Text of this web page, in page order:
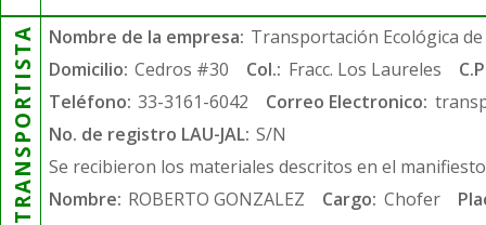
TRANSPORTISTA Nombre de la empresa: Transportación Ecológica de
Domicilio: Cedros #30 Col.: Fracc. Los Laureles
Teléfono: 33-3161-6042 Correo Electronico:
No. de registro LAU-JAL: S/N
Se recibieron los materiales descritos en el
Nombre: ROBERTO GONZALEZ Cargo: Chofer